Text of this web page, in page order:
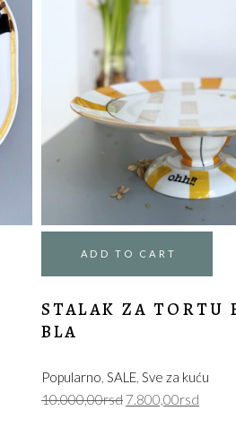
ADD TO CART
ESPRESSO ŠOLJA
3.850,00rsd